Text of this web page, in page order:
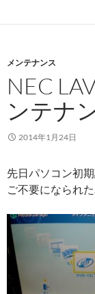
メンテナンス
NEC
ンテナ
2014年1月24日
先日パソコン初
ご不要になられ